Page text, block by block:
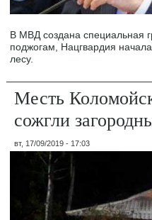
В МВД создана специальная
поджогам, Нацгвардия
лесу.
Месть
сожгли
вт, 17/09/2019 - 17:03